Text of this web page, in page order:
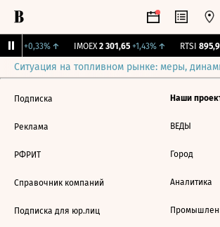
+0,33%↑ IMOEX 2 301,65 +1,43%↑ RTSI 895,93
Ситуация на топливном рынке: меры,
Подписка
Реклама
РФРИТ
Справочник компаний
Подписка для юр.лиц
Наши
ВЕДЫ
Город
Аналитика